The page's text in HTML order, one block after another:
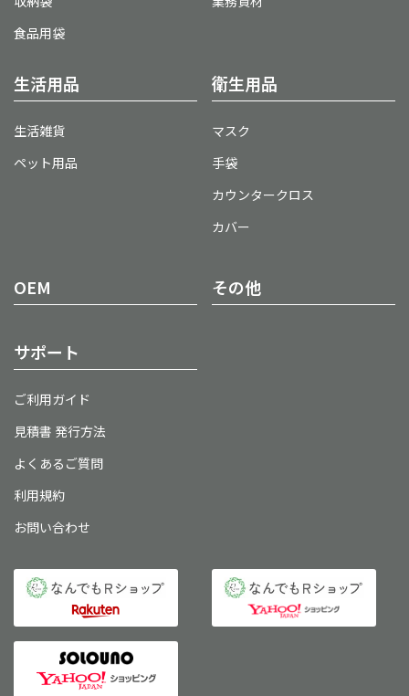
食品用袋
生活用品
生活雑貨
ペット用品
衛生用品
マスク
手袋
カウンタークロス
カバー
OEM その他
サポート
ご利用ガイド
見積書 発行方法
よくあるご質問
利用規約
お問い合わせ